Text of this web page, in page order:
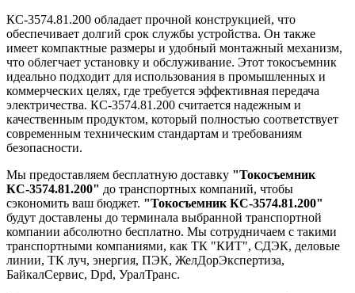
КС-3574.81.200 обладает прочной конструкцией, что
обеспечивает долгий срок службы устройства. Он также
имеет компактные размеры и удобный монтажный механизм,
что облегчает установку и обслуживание. Этот токосъемник
идеально подходит для использования в промышленных и
коммерческих целях, где требуется эффективная передача
электричества. КС-3574.81.200 считается надежным и
качественным продуктом, который полностью соответствует
современным техническим стандартам и требованиям
безопасности.
Мы предоставляем бесплатную доставку "Токосъемник
КС-3574.81.200" до транспортных компаний, чтобы
сэкономить ваш бюджет. "Токосъемник КС-3574.81.200"
будут доставлены до терминала выбранной транспортной
компании абсолютно бесплатно. Мы сотрудничаем с такими
транспортными компаниями, как ТК "КИТ", СДЭК, деловые
линии, ТК луч, энергия, ПЭК, ЖелДорЭкспертиза,
БайкалСервис, Dpd, УралТранс.